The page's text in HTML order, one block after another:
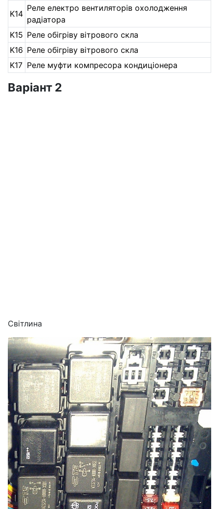
K14
Реле електро вентиляторів охолодження
радіатора
K15 Реле обігріву вітрового скла
K16 Реле обігріву вітрового скла
K17 Реле муфти компресора кондиціонера
Варіант 2
Світлина